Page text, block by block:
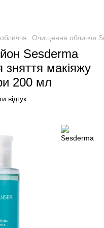
Очищення обличчя
Sesderma
макіяжу
200 мл
відгук